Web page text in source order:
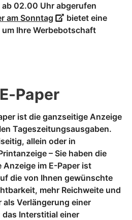
02.00 Uhr abgerufen
am Sonntag
bietet eine
Ihre Werbebotschaft
Paper
ist die ganzseitige Anzeige
Tageszeitungsausgaben.
allein oder in
– Sie haben die
Anzeige im E-Paper ist
die von Ihnen gewünschte
mehr Reichweite und
Verlängerung einer
Interstitial einer